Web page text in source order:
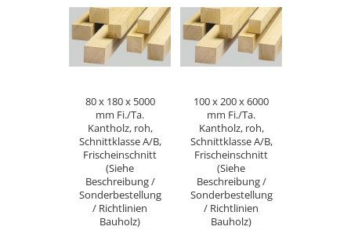
80 x 180 x 5000
mm Fi./Ta.
Kantholz, roh,
Schnittklasse A/B,
Frischeinschnitt
(Siehe
Beschreibung /
Sonderbestellung
/ Richtlinien
Bauholz)
100 x 200 x 6000
mm Fi./Ta.
Kantholz, roh,
Schnittklasse A/B,
Frischeinschnitt
(Siehe
Beschreibung /
Sonderbestellung
/ Richtlinien
Bauholz)